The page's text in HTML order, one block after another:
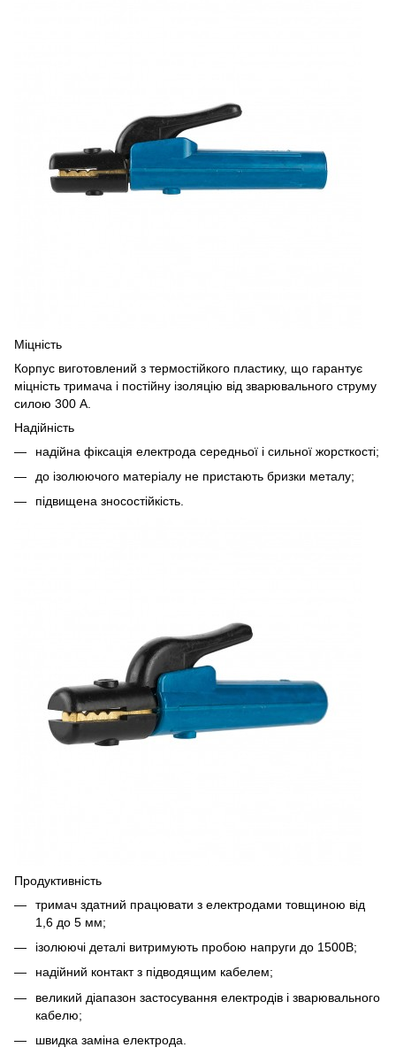
Міцність
Корпус виготовлений з термостійкого пластику, що гарантує
міцність тримача і постійну ізоляцію від зварювального струму
силою 300 А.
Надійність
надійна фіксація електрода середньої і сильної жорсткості;
до ізолюючого матеріалу не пристають бризки металу;
підвищена зносостійкість.
Продуктивність
тримач здатний працювати з електродами товщиною від
1,6 до 5 мм;
ізолюючі деталі витримують пробою напруги до 1500В;
надійний контакт з підводящим кабелем;
великий діапазон застосування електродів і зварювального
кабелю;
швидка заміна електрода.